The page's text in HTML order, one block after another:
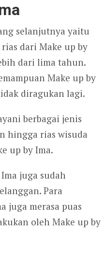
selanjutnya yaitu
dari Make up by
dari lima tahun.
Make up by
diragukan lagi.
berbagai jenis
hingga rias wisuda
up by Ima.
juga sudah
Para
juga merasa puas
oleh Make up by